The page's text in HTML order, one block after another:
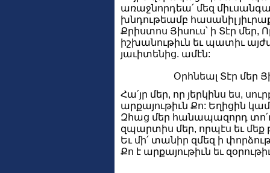
առաջնորդեա՛ մեզ
խնդութեամբ հասանիլ
Քրիստոս Յիսուս՝ ի Տէր մեր,
իշխանութիւն եւ պատիւ
յաւիտենից. ամէն:
Օրհնեալ Տէր մեր
Հա՛յր մեր, որ յերկինս ես,
արքայութիւն Քո: Եղիցին
Զհաց մեր հանապազորդ
զպարտիս մեր, որպէս եւ
Եւ մի՛ տանիր զմեզ ի
Քո է արքայութիւն եւ